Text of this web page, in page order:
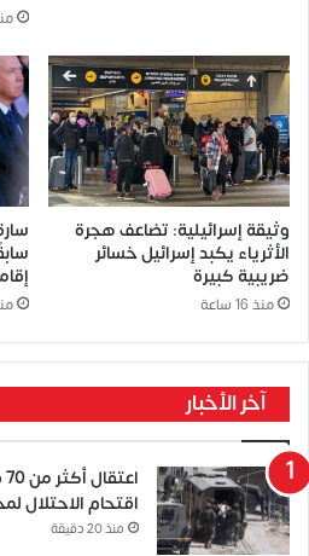
منذ
وثيقة إسرائيلية: تضاعف هجرة
الأثرياء يكبد إسرائيل خسائر
ضريبية كبيرة
منذ 16 ساعة منذ
آخر الأخبار
اقتحام الاحتلال
منذ 20 دقيقة